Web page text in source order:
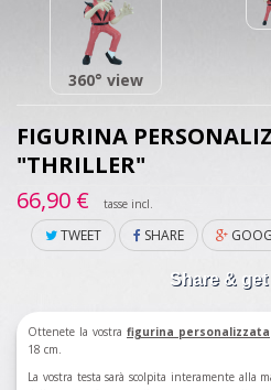
360° view
FIGURINA
"THRILLER"
66,90 €
tasse incl.
TWEET SHARE
Share &
Ottenete la vostra figurina personalizzata
18 cm.
La vostra testa sarà scolpita interamente alla